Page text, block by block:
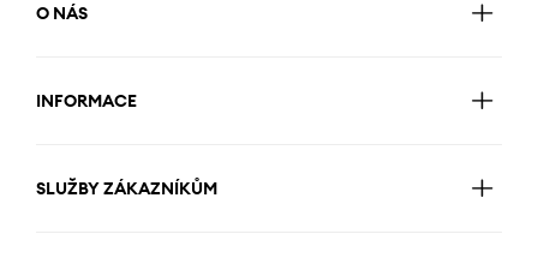
O NÁS
INFORMACE
SLUŽBY ZÁKAZNÍKŮM